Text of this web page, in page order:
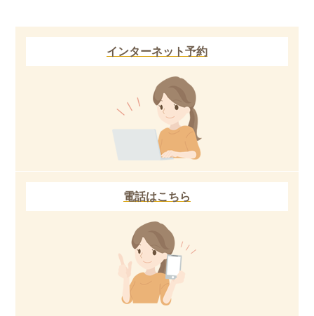
インターネット予約
電話はこちら